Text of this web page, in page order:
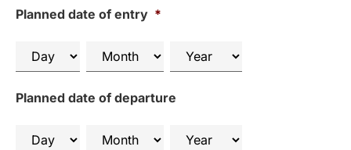
Planned date of entry *
Planned date of departure